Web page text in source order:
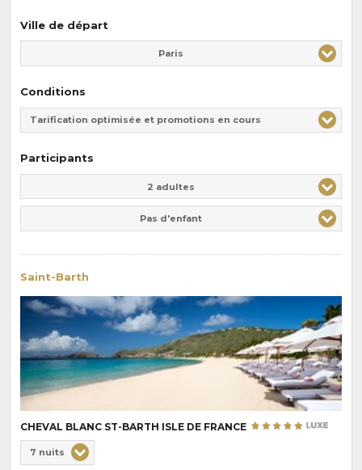
Ville de départ
Paris
Conditions
Tarification optimisée et promotions en cours
Participants
2 adultes
Pas d'enfant
Saint-Barth
CHEVAL BLANC ST-BARTH ISLE DE FRANCE
de
7 nuits